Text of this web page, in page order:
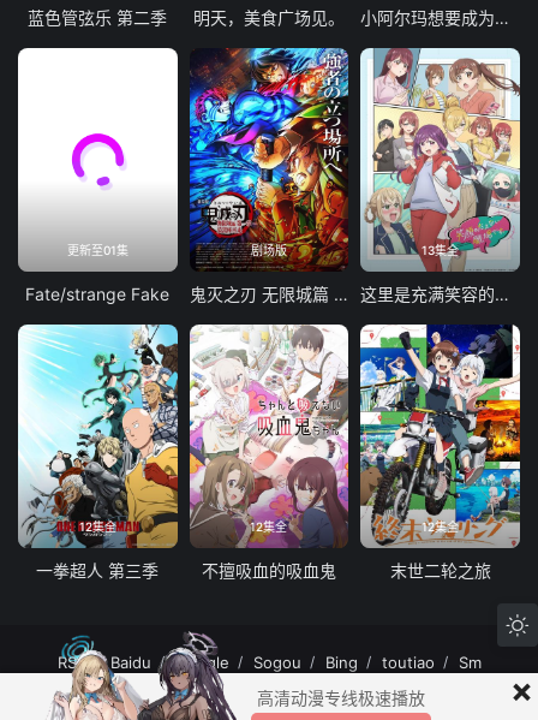
蓝色管弦乐 第二季 明天，美食广场见。 小阿尔玛想要成为家人
更新至01集
Fate/strange Fake
剧场版
鬼灭之刃 无限城篇 第一章 猗窝座再袭
13集全
这里是充满笑容的职场。
12集全
一拳超人 第三季
12集全
不擅吸血的吸血鬼
12集全
末世二轮之旅
RSS Baidu Google Sogou Bing toutiao Sm
MuteFun动漫网站-无声乐趣-(゜-゜)つロ 干杯~MuteFun动漫网站所有内容均来
自互联网分享站点所提供的公开引用资源，未提供资源上传、存储服务。
×
高清动漫专线极速播放